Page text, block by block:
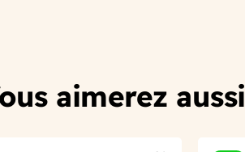
aimerez aussi